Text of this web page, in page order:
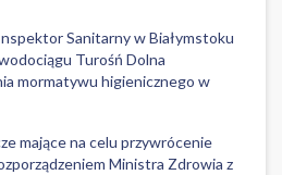
Sanitarny w Białymstoku
Turośń Dolna
mormatywu higienicznego w
mające na celu przywrócenie
Ministra Zdrowia z